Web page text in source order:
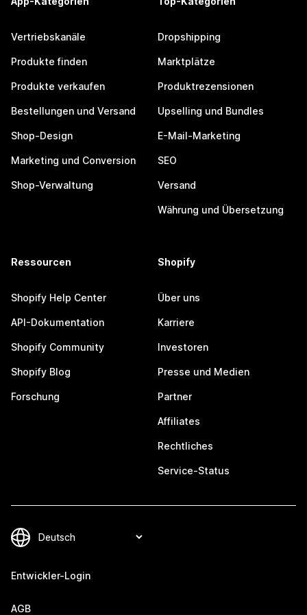
Vertriebskanäle
Produkte finden
Produkte verkaufen
Bestellungen und Versand
Shop-Design
Marketing und Conversion
Shop-Verwaltung
Dropshipping
Marktplätze
Produktrezensionen
Upselling und Bundles
E-Mail-Marketing
SEO
Versand
Währung und Übersetzung
Ressourcen
Shopify Help Center
API-Dokumentation
Shopify Community
Shopify Blog
Forschung
Shopify
Über uns
Karriere
Investoren
Presse und Medien
Partner
Affiliates
Rechtliches
Service-Status
Entwickler-Login
AGB